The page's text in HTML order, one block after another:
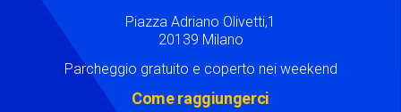
Piazza Adriano Olivetti,1
20139 Milano
Parcheggio gratuito e coperto nei weekend
Come raggiungerci